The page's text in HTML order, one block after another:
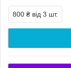
800 ₴ від 3 шт.